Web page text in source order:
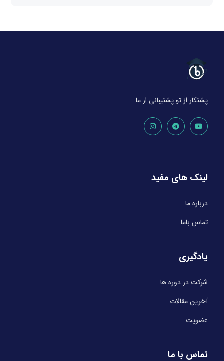
پشتکار از تو پشتیبانی از ما
لینک های مفید
درباره ما
تماس باما
یادگیری
شرکت در دوره ها
آخرین مقالات
عضویت
تماس با ما